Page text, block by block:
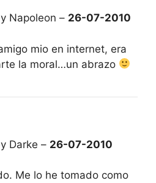
Napoleon – 26-07-2010
mio en internet, era
la moral…un abrazo
Darke – 26-07-2010
Me lo he tomado como